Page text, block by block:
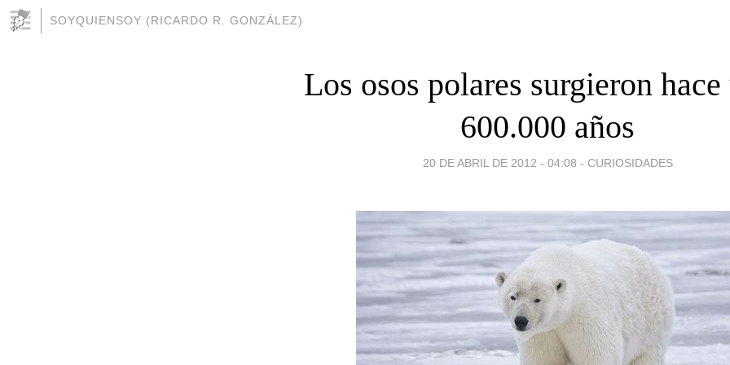
SOYQUIENSOY (RICARDO R. GONZÁLEZ)
Los osos polares surgieron hace
600.000 años
20 DE ABRIL DE 2012 - 04:08 - CURIOSIDADES